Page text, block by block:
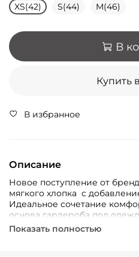
XS(42) S(44) M(46)
В
Купить
В избранное
Описание
Новое поступление от
мягкого хлопка с
Идеальное сочетание
основа гардероба под
элемент дерзкого
Показать полностью